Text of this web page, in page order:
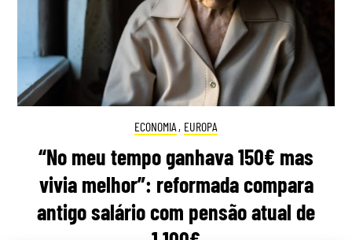
ECONOMIA , EUROPA
“No meu tempo ganhava 150€ mas
vivia melhor”: reformada compara
antigo salário com pensão atual de